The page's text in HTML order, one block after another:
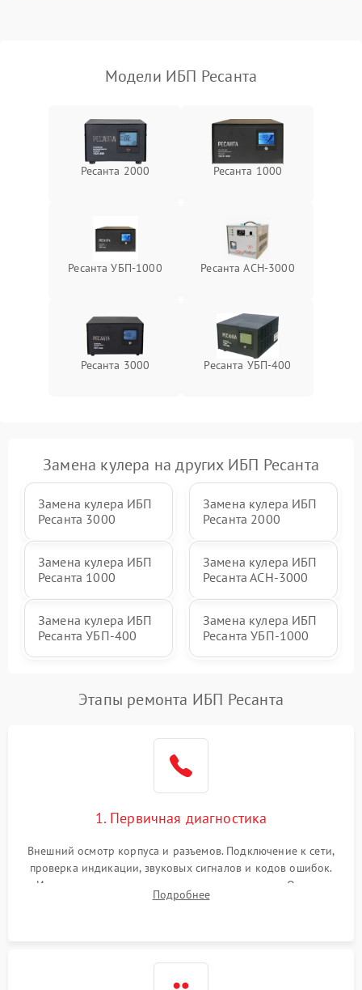
Неисправность системы
стабилизации
Подробнее →
переключения
Неисправность системы
1500 ₽ Подробнее →
Повреждение внутренних
Подробнее →
Неисправность системы
замыкания
1500 ₽
Повреждение системы
защиты от перегрева
1000 ₽
Неисправность системы
перенапряжения
Модели ИБП Ресанта
Ресанта 2000 Ресанта 1000
Ресанта УБП-1000 Ресанта АСН-3000
Ресанта 3000 Ресанта УБП-400
Замена кулера на других ИБП Ресанта
Замена кулера ИБП
Ресанта 3000
Замена кулера ИБП
Ресанта 2000
Замена кулера ИБП
Ресанта 1000
Замена кулера ИБП
Ресанта АСН-3000
Замена кулера ИБП
Ресанта УБП-400
Замена кулера ИБП
Ресанта УБП-1000
Этапы ремонта ИБП Ресанта
1. Первичная диагностика
Внешний осмотр корпуса и разъемов. Подключение к сети,
проверка индикации, звуковых сигналов и кодов ошибок.
Измерение входного и выходного напряжения. Оценка
реакции ИБП на отключение основного питания без
Подробнее